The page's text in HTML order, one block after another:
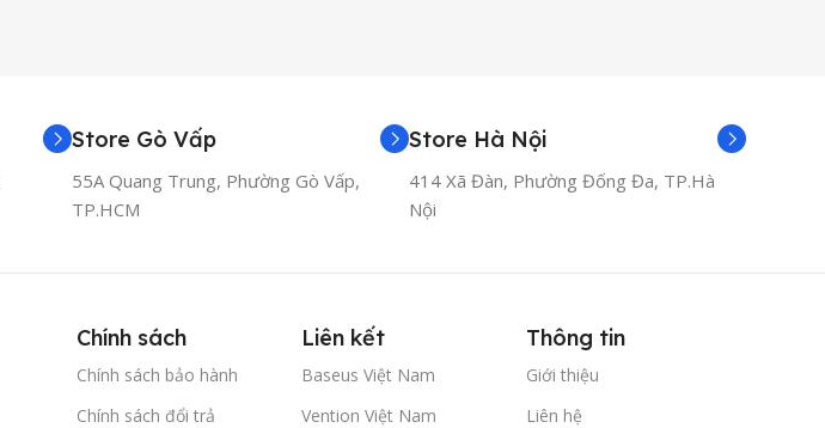
Store Gò Vấp
55A Quang Trung, Phường Gò Vấp,
TP.HCM
Store Hà Nội
414 Xã Đàn, Phường Đống Đa, TP.Hà
Nội
Chính sách
Chính sách bảo hành
Chính sách đổi trả
Liên kết
Baseus Việt Nam
Vention Việt Nam
Thông tin
Giới thiệu
Liên hệ